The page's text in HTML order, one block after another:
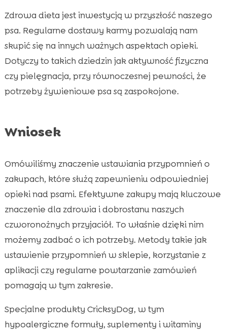
Zdrowa dieta jest inwestycją w przyszłość naszego
psa. Regularne dostawy karmy pozwalają nam
skupić się na innych ważnych aspektach opieki.
Dotyczy to takich dziedzin jak aktywność fizyczna
czy pielęgnacja, przy równoczesnej pewności, że
potrzeby żywieniowe psa są zaspokojone.
Wniosek
Omówiliśmy znaczenie ustawiania przypomnień o
zakupach, które służą zapewnieniu odpowiedniej
opieki nad psami. Efektywne zakupy mają kluczowe
znaczenie dla zdrowia i dobrostanu naszych
czworonożnych przyjaciół. To właśnie dzięki nim
możemy zadbać o ich potrzeby. Metody takie jak
ustawienie przypomnień w sklepie, korzystanie z
aplikacji czy regularne powtarzanie zamówień
pomagają w tym zakresie.
Specjalne produkty CricksyDog, w tym
hypoalergiczne formuły, suplementy i witaminy